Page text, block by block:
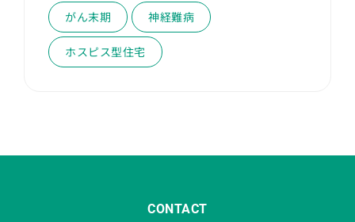
がん末期 神経難病
ホスピス型住宅
CONTACT